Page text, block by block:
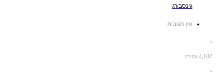
גינסבורג
אין תגובות
•
4,107 צפיות
•